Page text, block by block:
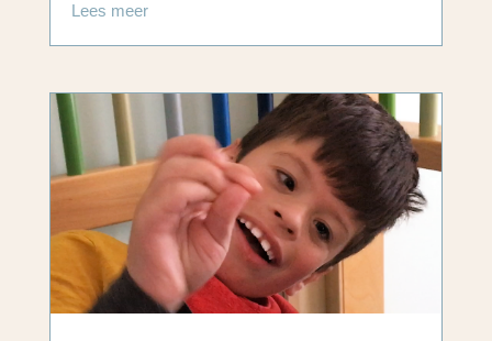
Lees meer